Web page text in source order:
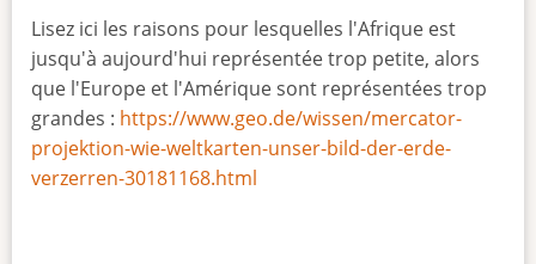
Lisez ici les raisons pour lesquelles l'Afrique est
jusqu'à aujourd'hui représentée trop petite, alors
que l'Europe et l'Amérique sont représentées trop
grandes : https://www.geo.de/wissen/mercator-
projektion-wie-weltkarten-unser-bild-der-erde-
verzerren-30181168.html